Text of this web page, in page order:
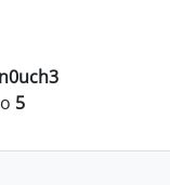
5